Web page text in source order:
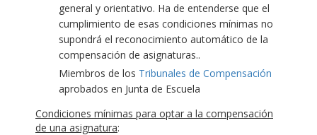
general y orientativo. Ha de entenderse que el
cumplimiento de esas condiciones mínimas no
supondrá el reconocimiento automático de la
compensación de asignaturas..
Miembros de los Tribunales de Compensación
aprobados en Junta de Escuela
Condiciones mínimas para optar a la compensación
de una asignatura: